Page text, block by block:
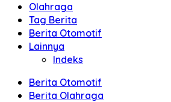
Olahraga
Tag Berita
Berita Otomotif
Lainnya
Indeks
Berita Otomotif
Berita Olahraga